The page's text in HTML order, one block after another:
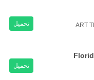
ART تحميل
تحميل